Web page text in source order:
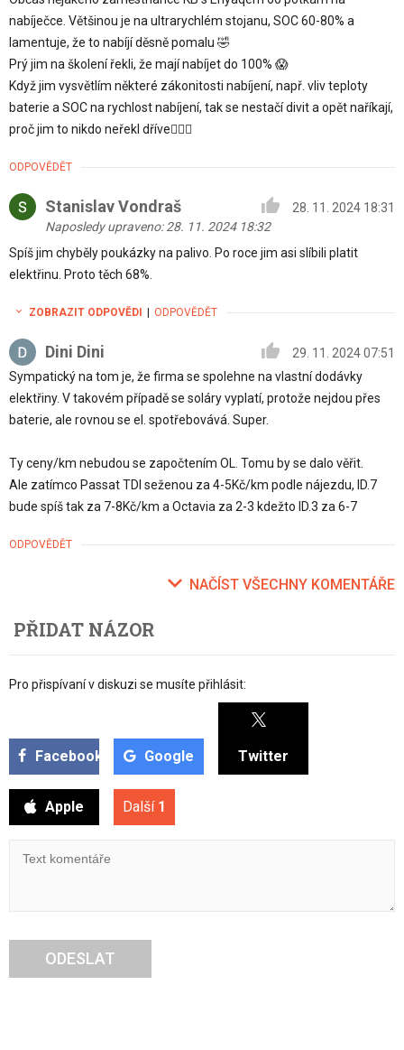
nabíječce. Většinou je na ultrarychlém stojanu, SOC 60-80% a
lamentuje, že to nabíjí děsně pomalu 🤣
Prý jim na školení řekli, že mají nabíjet do 100% 😱
Když jim vysvětlím některé zákonitosti nabíjení, např. vliv teploty
baterie a SOC na rychlost nabíjení, tak se nestačí divit a opět naříkají,
proč jim to nikdo neřekl dříve🤷🏻‍♂️
ODPOVĚDĚT
Stanislav Vondraš
28. 11. 2024 18:31
Naposledy upraveno: 28. 11. 2024 18:32
Spíš jim chyběly poukázky na palivo. Po roce jim asi slíbili platit
elektřinu. Proto těch 68%.
ZOBRAZIT ODPOVĚDI ODPOVĚDĚT
Dini Dini
29. 11. 2024 07:51
Sympatický na tom je, že firma se spolehne na vlastní dodávky
elektřiny. V takovém případě se soláry vyplatí, protože nejdou přes
baterie, ale rovnou se el. spotřebovává. Super.
Ty ceny/km nebudou se započtením OL. Tomu by se dalo věřit.
Ale zatímco Passat TDI seženou za 4-5Kč/km podle nájezdu, ID.7
bude spíš tak za 7-8Kč/km a Octavia za 2-3 kdežto ID.3 za 6-7
ODPOVĚDĚT
NAČÍST VŠECHNY KOMENTÁŘE
PŘIDAT NÁZOR
Pro přispívaní v diskuzi se musíte přihlásit:
Facebook Google Twitter
Apple Další 1
ODESLAT